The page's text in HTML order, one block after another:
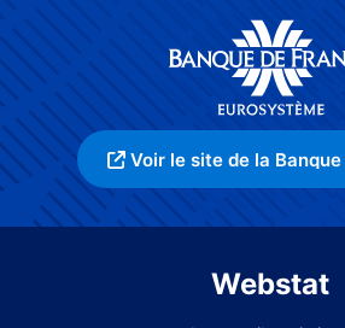
Voir le site de la
Webstat